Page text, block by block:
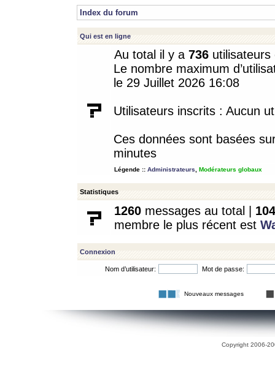
Index du forum
Qui est en ligne
Au total il y a 736
Le nombre maximum
le 29 Juillet 2026 16:08
Utilisateurs inscrits : Aucun
Ces données sont basées
minutes
Légende :: Administrateurs Modérateurs globaux
Statistiques
1260 messages au total | 104
membre le plus récent est
Connexion
Nom d’utilisateur: Mot de passe:
Nouveaux messages
Copyright 2006-